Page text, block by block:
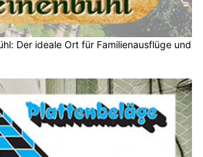
Der ideale Ort für Familienausflüge und